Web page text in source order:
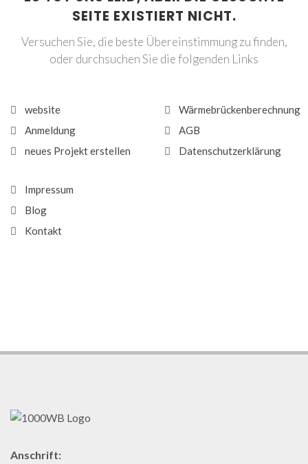
SEITE EXISTIERT NICHT.
Versuchen Sie, die beste Übereinstimmung zu finden,
oder durchsuchen Sie die folgenden Links
website
Anmeldung
neues Projekt erstellen
Wärmebrückenberechnung
AGB
Datenschutzerklärung
Impressum
Blog
Kontakt
Anschrift: